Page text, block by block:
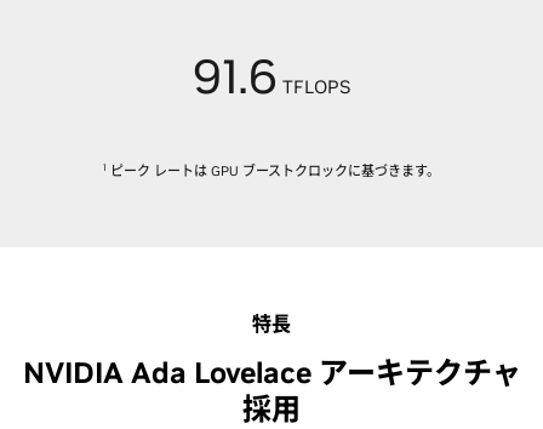
91.6 TFLOPS
1 ピーク レートは GPU ブーストクロックに基づきます。
特長
NVIDIA Ada Lovelace アーキテクチャ
採用